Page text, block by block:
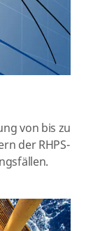
von bis zu
der RHPS-